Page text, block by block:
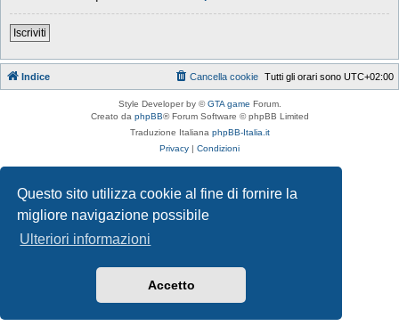
Questo sito utilizza cookie al fine di fornire la
migliore navigazione possibile
Ulteriori informazioni
Accetto
Iscriviti
Indice Tutti gli orari sono UTC+02:00
Cancella cookie
Style Developer by ©GTA game Forum.
Creato da phpBB® Forum Software © phpBB Limited
Traduzione Italiana phpBB-Italia.it
Privacy | Condizioni